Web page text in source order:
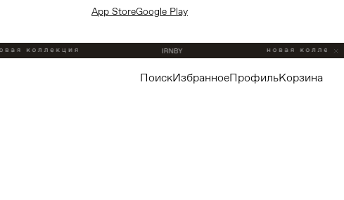
App StoreGoogle Play
поиск избранное профиль корзина